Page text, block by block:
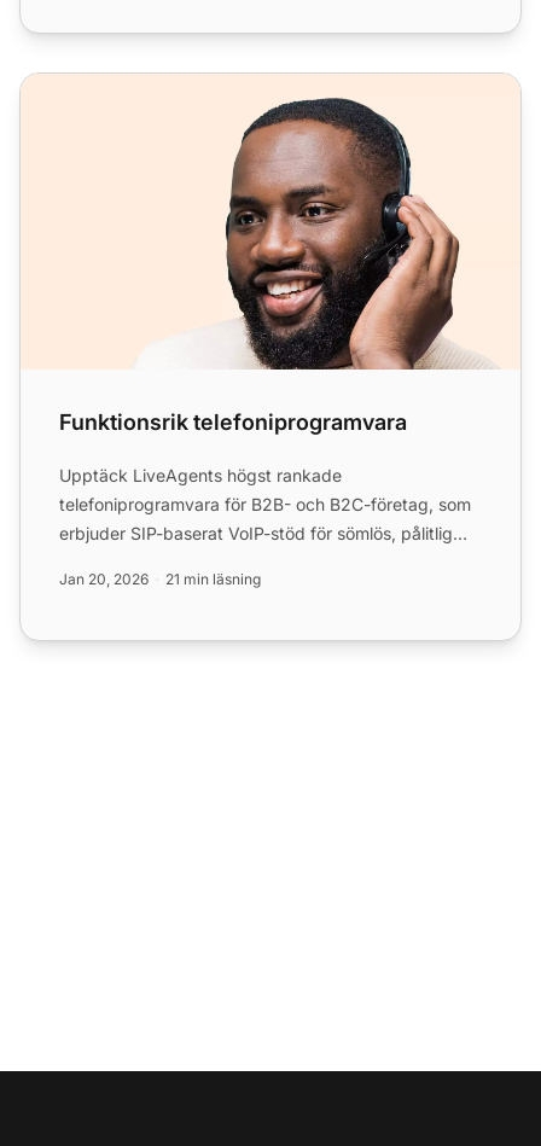
Funktionsrik telefoniprogramvara
Funktionsrik telefoniprogramvara
Upptäck LiveAgents högst rankade
telefoniprogramvara för B2B- och B2C-företag, som
erbjuder SIP-baserat VoIP-stöd för sömlös, pålitlig
Jan 20, 2026 21 min läsning